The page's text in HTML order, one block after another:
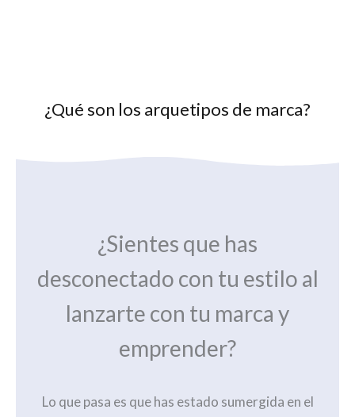
¿Qué son los arquetipos de marca?
¿Sientes que has
desconectado con tu estilo al
lanzarte con tu marca y
emprender?
Lo que pasa es que has estado sumergida en el